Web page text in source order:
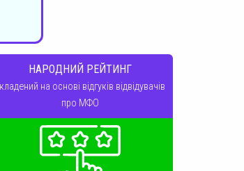
НАРОДНИЙ РЕЙТИНГ
на основі відгуків відвідувачів
про МФО